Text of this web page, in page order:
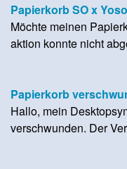
Papierkorb SO x
Möchte meinen
aktion konnte nicht
Papierkorb
Hallo, mein
verschwunden. Der